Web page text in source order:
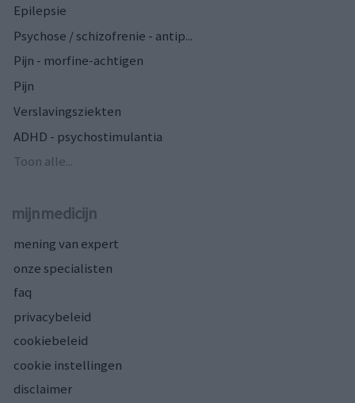
Epilepsie
Psychose / schizofrenie - antip...
Pijn - morfine-achtigen
Pijn
Verslavingsziekten
ADHD - psychostimulantia
Toon alle...
mijnmedicijn
mening van expert
onze specialisten
faq
privacybeleid
cookiebeleid
cookie instellingen
disclaimer